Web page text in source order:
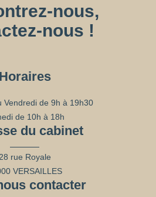
nous,
nous !
Horaires
Vendredi de 9h à 19h30
de 10h à 18h
du cabinet
28 rue Royale
VERSAILLES
contacter